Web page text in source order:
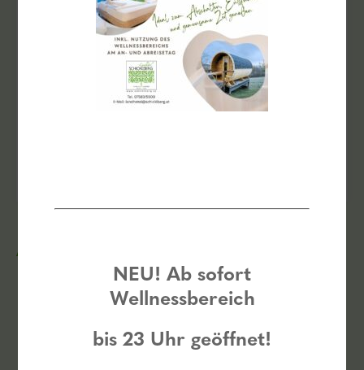
„*“ zeigt erforderliche Felder an
Datenschutzbestimmungengelesen und bin damit
AUSZEICHNUNGEN
NEU! Ab sofort
Wellnessbereich
bis 23 Uhr geöffnet!